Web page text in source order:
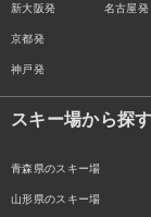
新大阪発
京都発
神戸発
名古屋発
スキー場から探す
青森県のスキー場
山形県のスキー場